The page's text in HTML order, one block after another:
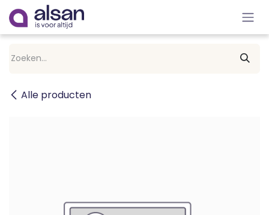
Overslaan naar inhoud
Alle producten